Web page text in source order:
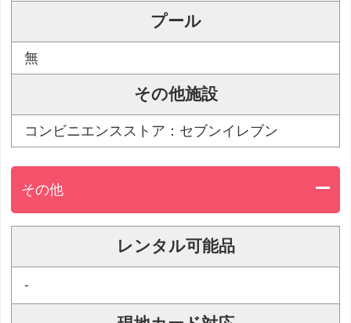
プール
無
その他施設
コンビニエンスストア：セブンイレブン
その他
レンタル可能品
-